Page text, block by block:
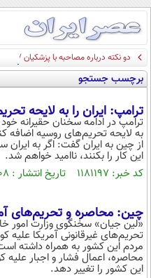
دو نکته درباره مصاحبه با پزشکیان / جای
برچسب جستجو
ترامپ: ایران را به لایحه
ترامپ در ادامه سخنان حقیرانه
به لایحه تحریم‌های روسیه اضافه
از چین به ایران گفت: اگر به
این کار را بکنند، ناامید خواهم شد.
کد خبر: ۱۱۸۱۱۹۷ تاریخ انتشار : ۱۴۰۵/۰۵/۰۸
چین: محاصره و تحریم‌های
«لین جیان» سخنگوی وزارت امور
مردم این کشور به همراه داشته
محاصره، اعمال فشار و اجبار علیه
این کشور را تغییر دهد.